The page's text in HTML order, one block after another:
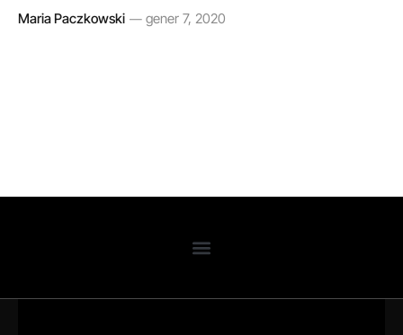
Maria Paczkowski gener 7, 2020